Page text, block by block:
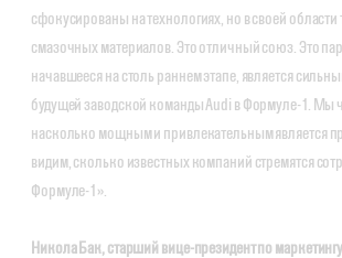
сфокусированы на технологиях, но в своей области
смазочных материалов. Это отличный союз. Это
начавшееся на столь раннем этапе, является
будущей заводской команды Audi в Формуле-1. Мы
насколько мощным и привлекательным является
видим, сколько известных компаний стремятся
Формуле-1».
Никола Бак, старший вице-президент по